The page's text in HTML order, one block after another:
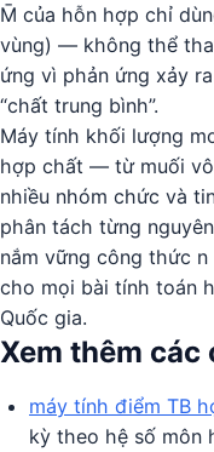
M̄ của hỗn hợp chỉ
vùng) — không thể
ứng vì phản ứng xảy
“chất trung bình”.
Máy tính khối lượng
hợp chất — từ muối
nhiều nhóm chức và
phân tách từng
nắm vững công thức
cho mọi bài tính toán
Quốc gia.
Xem thêm các
máy tính điểm TB
kỳ theo hệ số môn